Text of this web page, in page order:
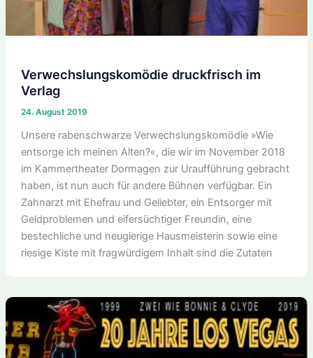
Verwechslungskomödie druckfrisch im
Verlag
24. August 2019
Unsere rabenschwarze Verwechslungskomödie »Wie
entsorge ich meinen Alten?«, die wir im November 2018
im Kammertheater Dormagen zur Uraufführung gebracht
haben, ist nun auch für andere Bühnen verfügbar. Ein
Zahnarzt mit Ehefrau und Geliebter, ein Entsorger mit
Geldproblemen und eifersüchtiger Freundin, eine
bestechliche und neugierige Hausmeisterin sowie eine
riesige Kiste mit fragwürdigem Inhalt sind die Zutaten